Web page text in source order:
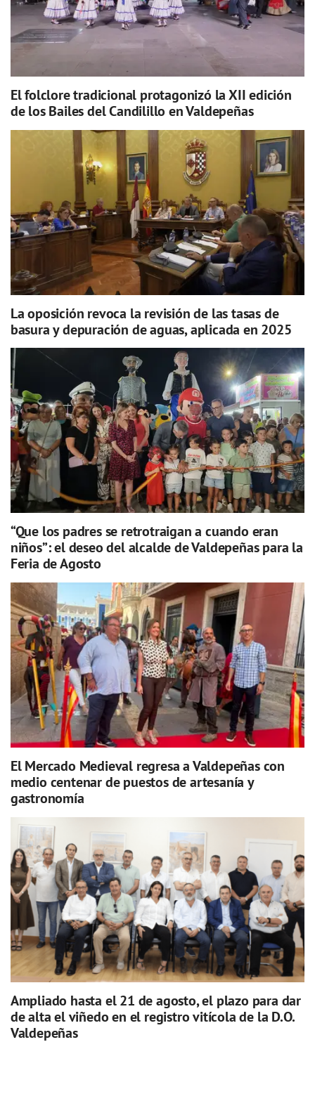
El folclore tradicional protagonizó la XII edición
de los Bailes del Candilillo en Valdepeñas
La oposición revoca la revisión de las tasas de
basura y depuración de aguas, aplicada en 2025
“Que los padres se retrotraigan a cuando eran
niños”: el deseo del alcalde de Valdepeñas para la
Feria de Agosto
El Mercado Medieval regresa a Valdepeñas con
medio centenar de puestos de artesanía y
gastronomía
Ampliado hasta el 21 de agosto, el plazo para dar
de alta el viñedo en el registro vitícola de la D.O.
Valdepeñas